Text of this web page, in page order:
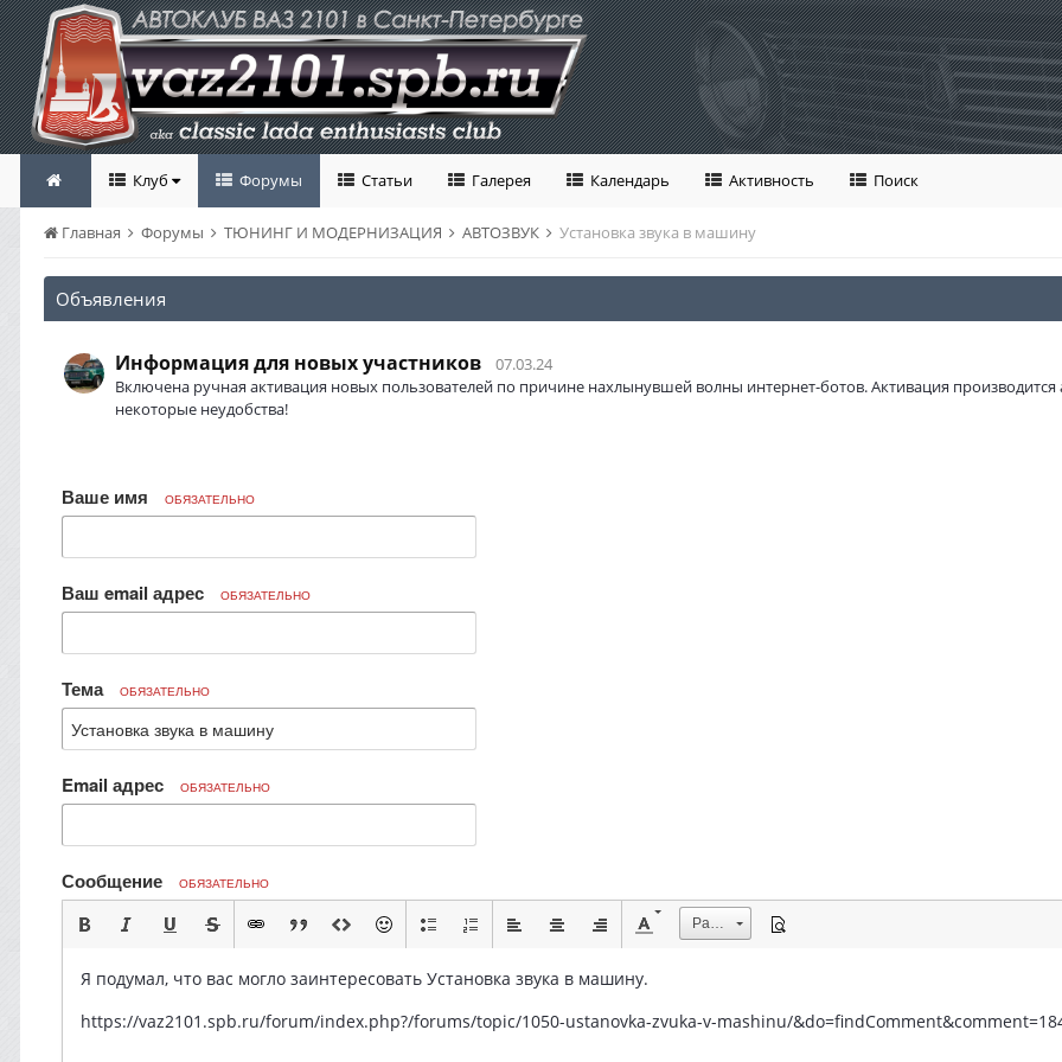
Клуб Форумы Статьи Галерея Календарь Активность Поиск
Главная Форумы ТЮНИНГ И МОДЕРНИЗАЦИЯ АВТОЗВУК Установка звука в машину
Объявления
Информация для новых участников
07.03.24
Включена ручная активация новых пользователей по причине нахлынувшей волны интернет-ботов. Активация
некоторые неудобства!
Ваше имя ОБЯЗАТЕЛЬНО
Ваш email адрес ОБЯЗАТЕЛЬНО
Тема ОБЯЗАТЕЛЬНО
Email адрес ОБЯЗАТЕЛЬНО
Сообщение ОБЯЗАТЕЛЬНО
Размер
Я подумал, что вас могло заинтересовать Установка звука в машину.
https://vaz2101.spb.ru/forum/index.php?/forums/topic/1050-ustanovka-zvuka-v-mashinu/